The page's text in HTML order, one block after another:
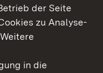
der Seite
zu Analyse-
in die